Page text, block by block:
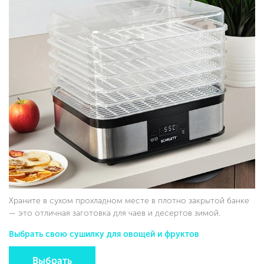
Храните в сухом прохладном месте в плотно закрытой банке
— это отличная заготовка для чаев и десертов зимой.
Выбрать свою сушилку для овощей и фруктов
Выбрать